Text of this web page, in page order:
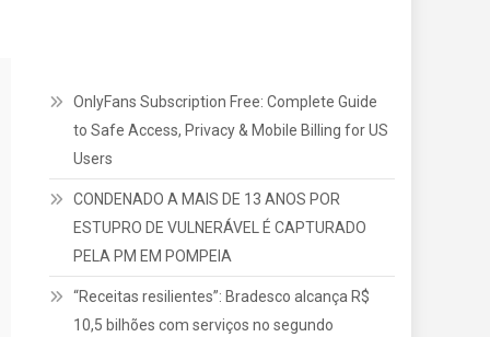
OnlyFans Subscription Free: Complete Guide
to Safe Access, Privacy & Mobile Billing for US
Users
CONDENADO A MAIS DE 13 ANOS POR
ESTUPRO DE VULNERÁVEL É CAPTURADO
PELA PM EM POMPEIA
“Receitas resilientes”: Bradesco alcança R$
10,5 bilhões com serviços no segundo